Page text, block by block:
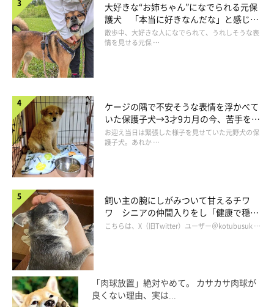
大好きな“お姉ちゃん”になでられる元保
護犬 「本当に好きなんだな」と感じる
表情にほっこり
散歩中、大好きな人になでられて、うれしそうな表
情を見せる元保 …
ケージの隅で不安そうな表情を浮かべて
いた保護子犬→3才9カ月の今、苦手を克
服し頼もしいコに成長！
お迎え当日は緊張した様子を見せていた元野犬の保
護子犬。あれか …
飼い主の腕にしがみついて甘えるチワ
ワ シニアの仲間入りをし「健康で穏や
かな暮らしが続いてほしい」と願う
こちらは、X（旧Twitter）ユーザー＠kotubusuk …
「肉球放置」絶対やめて。 カサカサ肉球が
良くない理由、実は...